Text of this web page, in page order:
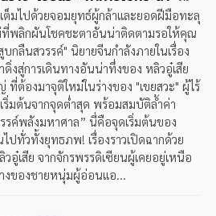
ต็มไปด้วยจอมยุทธ์ผู้กล้าและยอดฝีมือทะลุ
ม่ที่พลิกผันโชคชะตาอันน่าติดตามรอให้คุณ
กลืนสวรรค์" นิยายจีนกำลังภายในเรื่อง
งสู่การเดินทางอันน่าทึ่งของ หลิวอู๋เสีย
ต้องมาจุติใหม่ในร่างของ "เขยสวะ" ผู้ไร้
ริ่มต้นจากจุดต่ำสุด พร้อมสมบัติล้ำค่า
รค์พลังมหาศาล” นี่คือจุดเริ่มต้นของ
ทั่วทั้งยุทธภพ! เรื่องราวเปิดฉากด้วย
อู๋เสีย จากจักรพรรดิเซียนผู้เคยอยู่เหนือ
งของชายหนุ่มผู้อ่อนแอ...